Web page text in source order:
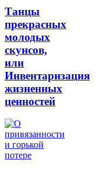
Танцы
прекрасных
молодых
скунсов,
или
Инвентаризация
жизненных
ценностей